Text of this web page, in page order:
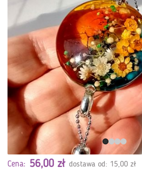
Cena: 56,00 zł dostawa od: 15,00 zł